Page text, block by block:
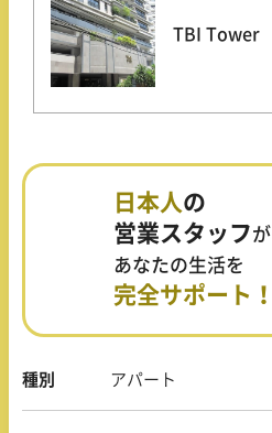
TBI Tower
種別 アパート
日本人 の
営業スタッフが
あなたの生活を
完全サポート！